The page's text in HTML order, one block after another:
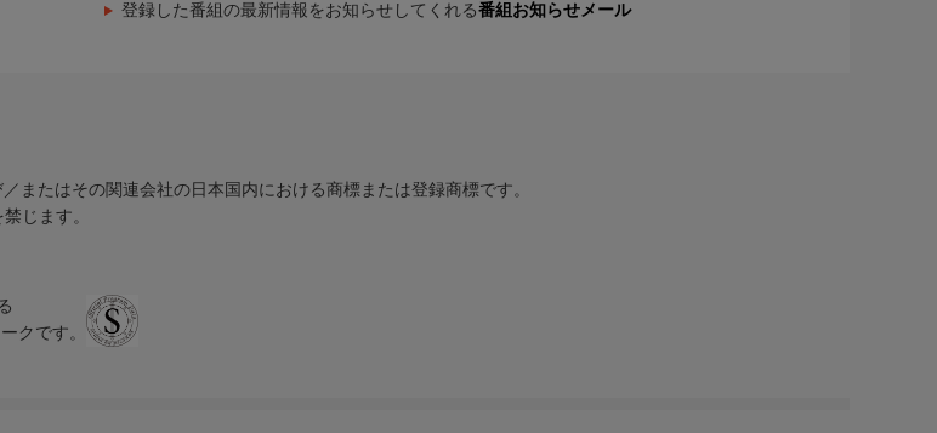
登録した番組の最新情報をお知らせしてくれる番組お知らせメール
またはその関連会社の日本国内における商標または登録商標です。
じます。
クです。